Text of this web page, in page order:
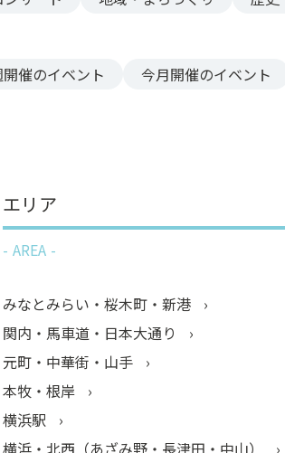
開催のイベント 今月開催のイベント
エリア
AREA
みなとみらい・桜木町・新港
関内・馬車道・日本大通り
元町・中華街・山手
本牧・根岸
横浜駅
横浜・北西（あざみ野・長津田・中山）